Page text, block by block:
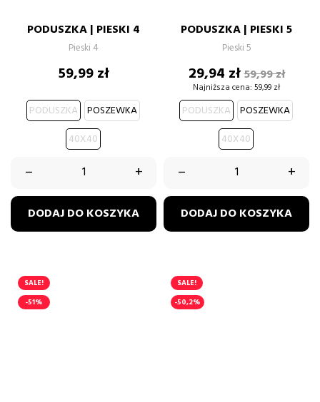
PODUSZKA | PIESKI 4
Pieski 4
Cena
59,99 zł
PODUSZKA
POSZEWKA
40X40
– +
DODAJ DO KOSZYKA
PODUSZKA | PIESKI 5
Pieski 5
Cena
29,94 złCena
59,99 zł
Najniższa cena: 59,99 zł
PODUSZKA
POSZEWKA
40X40
– +
DODAJ DO KOSZYKA
SALE!
-51%
SALE!
-50,2%